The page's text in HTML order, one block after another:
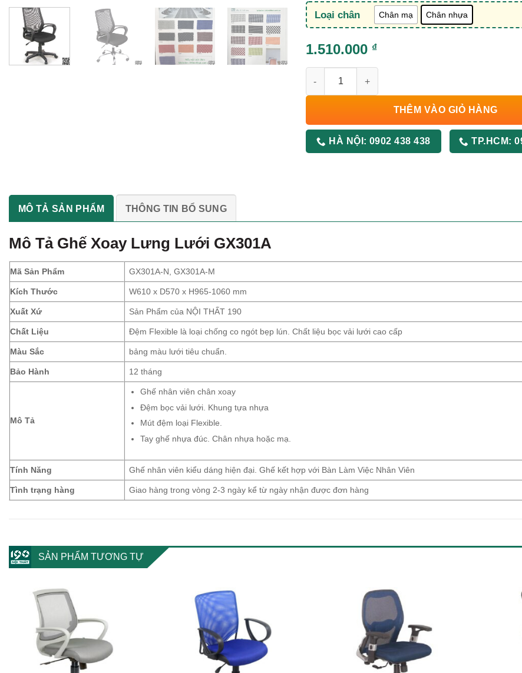
Loại chân Chân mạ Chân nhựa
1.510.000 ₫
THÊM VÀO GIỎ HÀNG
HÀ NỘI: 0902 438 438 TP.HCM:
MÔ TẢ SẢN PHẨM THÔNG TIN BỔ SUNG
Mô Tả Ghế Xoay Lưng Lưới GX301A
Mã Sản Phẩm GX301A-N, GX301A-M
Kích Thước W610 x D570 x H965-1060 mm
Xuất Xứ Sản Phẩm của NỘI THẤT 190
Chất Liệu Đệm Flexible là loại chống co ngót bẹp lún. Chất liệu bọc vải lưới cao cấp
Màu Sắc bảng màu lưới tiêu chuẩn.
Bảo Hành 12 tháng
Mô Tả
Ghế nhân viên chân xoay
Đệm bọc vải lưới. Khung tựa nhựa
Mút đệm loại Flexible.
Tay ghế nhựa đúc. Chân nhựa hoặc mạ.
Tính Năng Ghế nhân viên kiểu dáng hiện đại. Ghế kết hợp với Bàn Làm Việc Nhân Viên
Tình trạng hàng Giao hàng trong vòng 2-3 ngày kể từ ngày nhận được đơn hàng
SẢN PHẨM TƯƠNG TỰ